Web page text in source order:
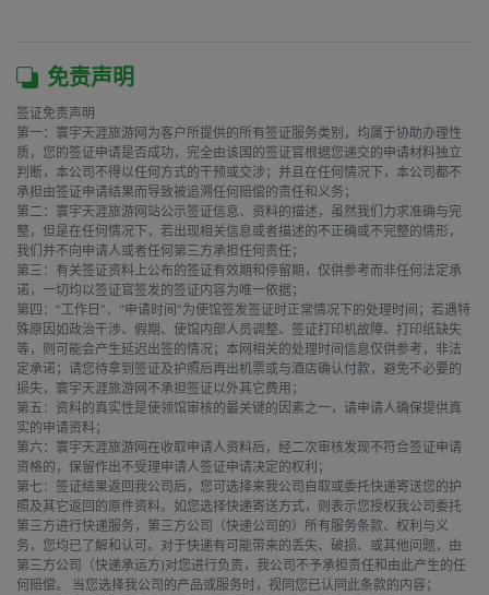
免责声明
签证免责声明
第一：寰宇天涯旅游网为客户所提供的所有签证服务类别，均属于协助办理性
质，您的签证申请是否成功，完全由该国的签证官根据您递交的申请材料独立
判断，本公司不得以任何方式的干预或交涉；并且在任何情况下，本公司都不
承担由签证申请结果而导致被追溯任何赔偿的责任和义务；
第二：寰宇天涯旅游网站公示签证信息、资料的描述，虽然我们力求准确与完
整，但是在任何情况下，若出现相关信息或者描述的不正确或不完整的情形，
我们并不向申请人或者任何第三方承担任何责任；
第三：有关签证资料上公布的签证有效期和停留期，仅供参考而非任何法定承
诺，一切均以签证官签发的签证内容为唯一依据；
第四：“工作日”、“申请时间”为使馆签发签证时正常情况下的处理时间；若遇特
殊原因如政治干涉、假期、使馆内部人员调整、签证打印机故障、打印纸缺失
等，则可能会产生延迟出签的情况；本网相关的处理时间信息仅供参考，非法
定承诺；请您待拿到签证及护照后再出机票或与酒店确认付款，避免不必要的
损失，寰宇天涯旅游网不承担签证以外其它费用；
第五：资料的真实性是使领馆审核的最关键的因素之一，请申请人确保提供真
实的申请资料；
第六：寰宇天涯旅游网在收取申请人资料后，经二次审核发现不符合签证申请
资格的，保留作出不受理申请人签证申请决定的权利；
第七：签证结果返回我公司后，您可选择来我公司自取或委托快递寄送您的护
照及其它返回的原件资料。如您选择快递寄送方式，则表示您授权我公司委托
第三方进行快递服务，第三方公司（快递公司的）所有服务条款、权利与义
务，您均已了解和认可。对于快递有可能带来的丢失、破损、或其他问题，由
第三方公司（快递承运方)对您进行负责，我公司不予承担责任和由此产生的任
何赔偿。 当您选择我公司的产品或服务时，视同您已认同此条款的内容；